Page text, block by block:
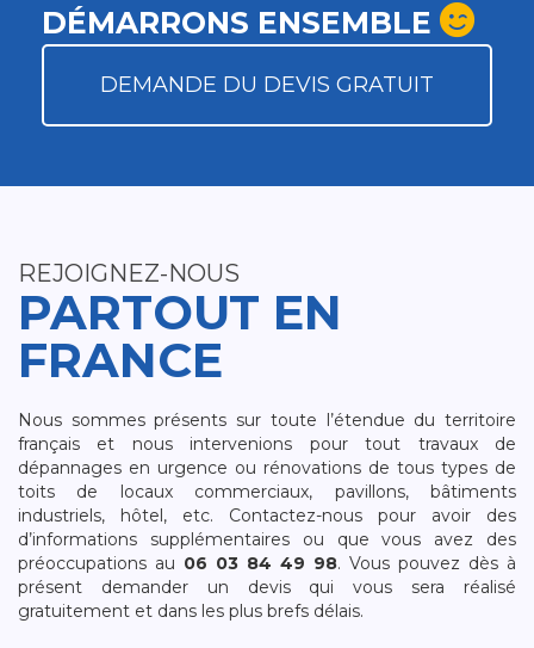
DÉMARRONS ENSEMBLE
DEMANDE DU DEVIS GRATUIT
REJOIGNEZ-NOUS
PARTOUT EN
FRANCE
Nous sommes présents sur toute l’étendue du territoire
français et nous intervenions pour tout travaux de
dépannages en urgence ou rénovations de tous types de
toits de locaux commerciaux, pavillons, bâtiments
industriels, hôtel, etc. Contactez-nous pour avoir des
d’informations supplémentaires ou que vous avez des
préoccupations au 06 03 84 49 98. Vous pouvez dès à
présent demander un devis qui vous sera réalisé
gratuitement et dans les plus brefs délais.